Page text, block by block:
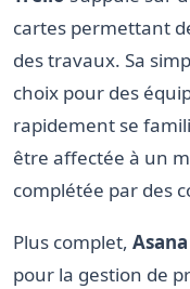
cartes permettant
des travaux. Sa
choix pour des
rapidement se
être affectée à un
complétée par des
Plus complet, Asana
pour la gestion de